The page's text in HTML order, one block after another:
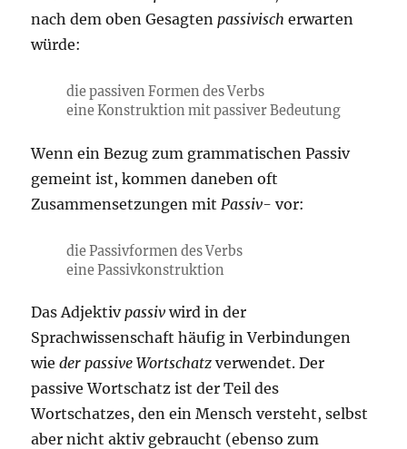
nach dem oben Gesagtenpassivisch erwarten
würde:
die passiven Formen des Verbs
eine Konstruktion mit passiver Bedeutung
Wenn ein Bezug zum grammatischen Passiv
gemeint ist, kommen daneben oft
Zusammensetzungen mit Passiv- vor:
die Passivformen des Verbs
eine Passivkonstruktion
Das Adjektiv passiv wird in der
Sprachwissenschaft häufig in Verbindungen
wieder passive Wortschatz verwendet. Der
passive Wortschatz ist der Teil des
Wortschatzes, den ein Mensch versteht, selbst
aber nicht aktiv gebraucht (ebenso zum